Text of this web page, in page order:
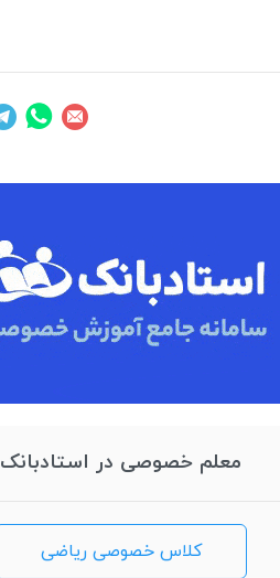
معلم خصوصی در استادبانک
کلاس خصوصی ریاضی